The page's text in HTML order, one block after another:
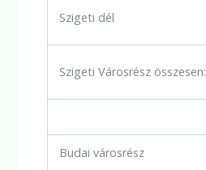
Szigeti dél
Szigeti Városrész összesen:
Budai városrész